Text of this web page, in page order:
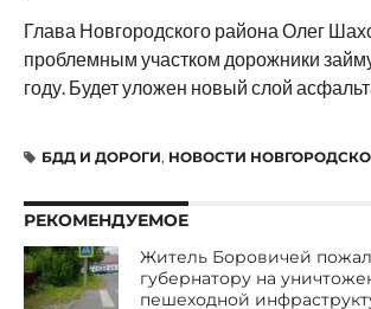
Глава Новгородского района Олег
проблемным участком дорожники
году. Будет уложен новый слой
БДД И ДОРОГИ, НОВОСТИ
РЕКОМЕНДУЕМОЕ
Житель Боровичей
губернатору на
пешеходной